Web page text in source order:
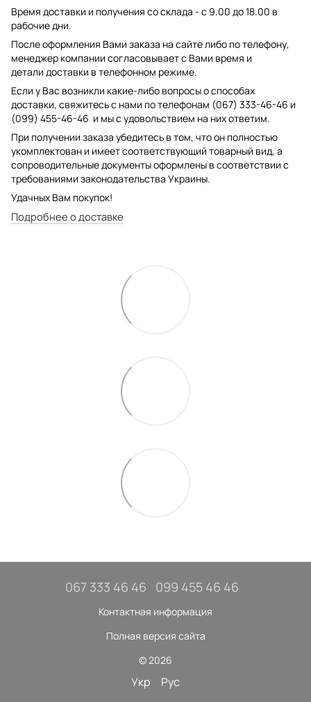
Время доставки и получения со склада - с 9.00 до 18.00 в
рабочие дни.
После оформления Вами заказа на сайте либо по телефону,
менеджер компании согласовывает с Вами время и
детали доставки в телефонном режиме.
Если у Вас возникли какие-либо вопросы о способах
доставки, свяжитесь с нами по телефонам (067) 333-46-46 и
(099) 455-46-46 и мы с удовольствием на них ответим.
При получении заказа убедитесь в том, что он полностью
укомплектован и имеет соответствующий товарный вид, а
сопроводительные документы оформлены в соответствии с
требованиями законодательства Украины.
Удачных Вам покупок!
Подробнее о доставке
067 333 46 46 099 455 46 46
Контактная информация
Полная версия сайта
© 2026
Укр Рус